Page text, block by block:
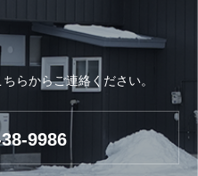
らからご連絡ください。
9986